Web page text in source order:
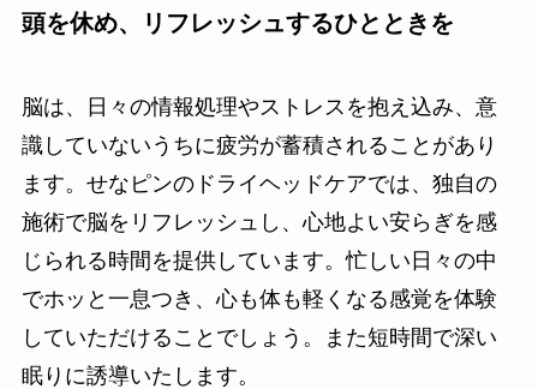
頭を休め、リフレッシュするひとときを
脳は、日々の情報処理やストレスを抱え込み、意
識していないうちに疲労が蓄積されることがあり
ます。せなピンのドライヘッドケアでは、独自の
施術で脳をリフレッシュし、心地よい安らぎを感
じられる時間を提供しています。忙しい日々の中
でホッと一息つき、心も体も軽くなる感覚を体験
していただけることでしょう。また短時間で深い
眠りに誘導いたします。